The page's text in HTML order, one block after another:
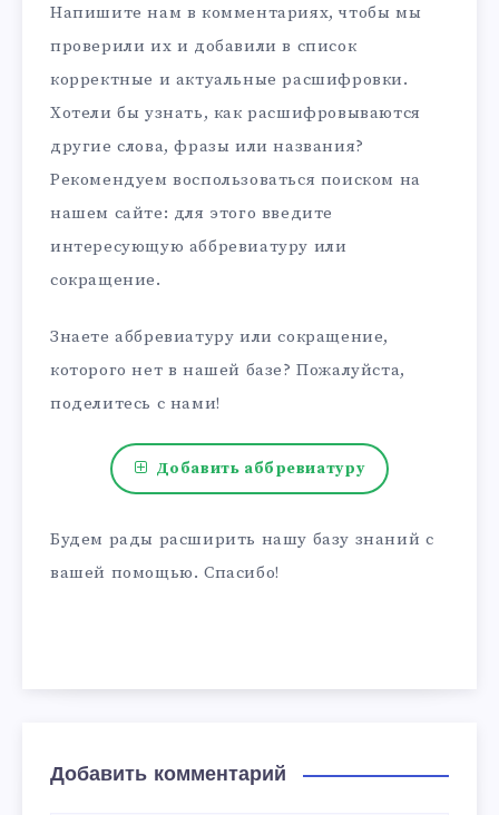
Напишите нам в комментариях, чтобы мы
проверили их и добавили в список
корректные и актуальные расшифровки.
Хотели бы узнать, как расшифровываются
другие слова, фразы или названия?
Рекомендуем воспользоваться поиском на
нашем сайте: для этого введите
интересующую аббревиатуру или
сокращение.
Знаете аббревиатуру или сокращение,
которого нет в нашей базе? Пожалуйста,
поделитесь с нами!
Добавить аббревиатуру
Будем рады расширить нашу базу знаний с
вашей помощью. Спасибо!
Добавить комментарий